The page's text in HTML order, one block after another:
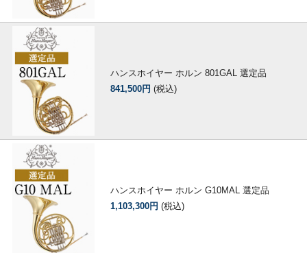
ハンスホイヤー ホルン 801GAL 選定品
841,500円 (税込)
ハンスホイヤー ホルン G10MAL 選定品
1,103,300円 (税込)